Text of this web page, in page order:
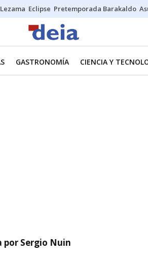
Eclipse Pretemporada Barakaldo
GASTRONOMÍA CIENCIA Y
por Sergio Nuin